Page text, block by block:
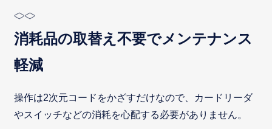
消耗品の取替え不要でメンテナンス
軽減
操作は2次元コードをかざすだけなので、カードリーダ
やスイッチなどの消耗を心配する必要がありません。